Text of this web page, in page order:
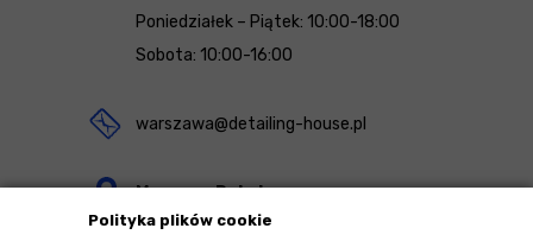
Polityka plików cookie
Poniedziałek – Piątek: 10:00-18:00
Sobota: 10:00-16:00
warszawa@detailing-house.pl
Magazyn Rekcin
Nomos Sp. z o.o. sp.k.